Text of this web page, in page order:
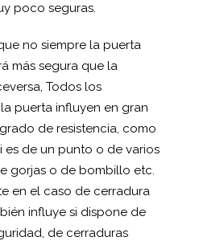
poco seguras.
no siempre la puerta
más segura que la
Todos los
puerta influyen en gran
de resistencia, como
es de un punto o de varios
gorjas o de bombillo etc.
en el caso de cerradura
influye si dispone de
de cerraduras